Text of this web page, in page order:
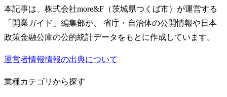
本記事は、株式会社more&F（茨城県つくば市）が運営する
「開業ガイド」編集部が、 省庁・自治体の公開情報や日本
政策金融公庫の公的統計データをもとに作成しています。
運営者情報情報の出典について
業種カテゴリから探す